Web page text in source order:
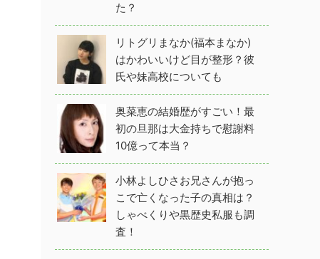
た？
リトグリまなか(福本まなか)
はかわいいけど目が整形？彼
氏や妹高校についても
奥菜恵の結婚歴がすごい！最
初の旦那は大金持ちで慰謝料
10億って本当？
小林よしひさお兄さんが抱っ
こで亡くなった子の真相は？
しゃべくりや黒歴史私服も調
査！